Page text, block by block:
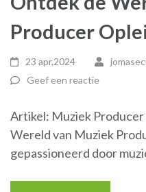
Producer
23 apr,2024
Geef een reactie
Artikel: Muziek
Wereld van Muziek
gepassioneerd door